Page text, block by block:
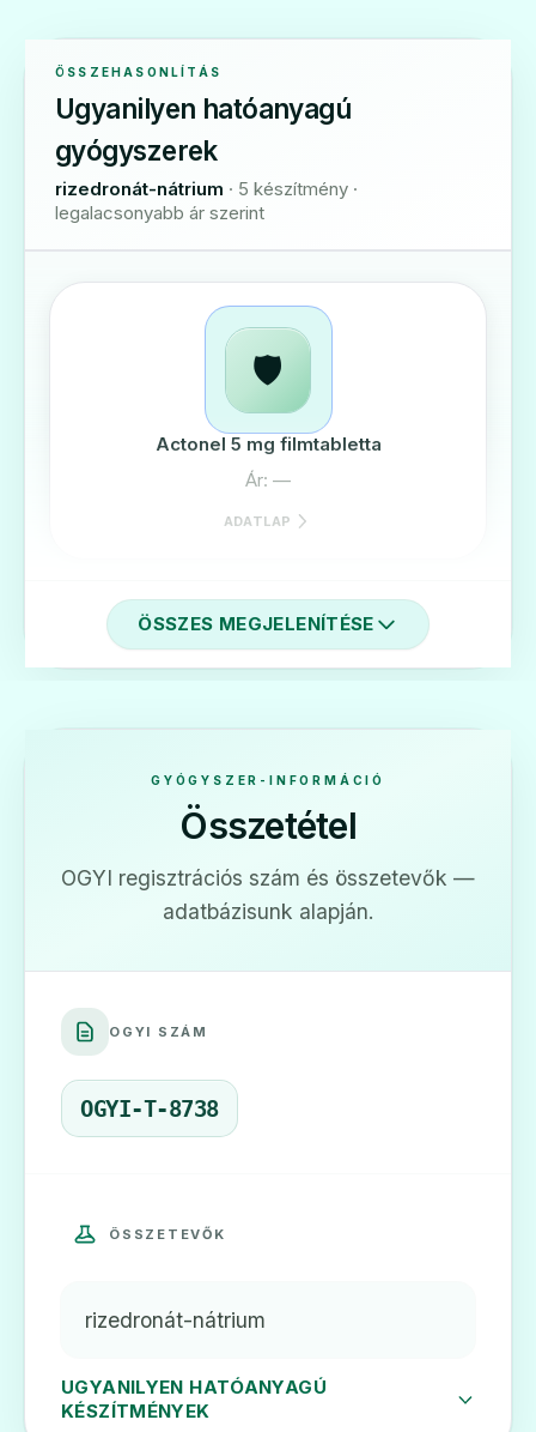
ÖSSZEHASONLÍTÁS
Ugyanilyen hatóanyagú
gyógyszerek
rizedronát-nátrium · 5 készítmény ·
legalacsonyabb ár szerint
🛡️
Actonel 5 mg filmtabletta
Ár: —
ADATLAP
🛡️
Ár: —
ADATLAP
🛡️
ADATLAP
Ár: —
ÖSSZES MEGJELENÍTÉSE
GYÓGYSZER-INFORMÁCIÓ
Összetétel
OGYI regisztrációs szám és összetevők —
adatbázisunk alapján.
OGYI SZÁM
OGYI-T-8738
ÖSSZETEVŐK
rizedronát-nátrium
UGYANILYEN HATÓANYAGÚ
KÉSZÍTMÉNYEK